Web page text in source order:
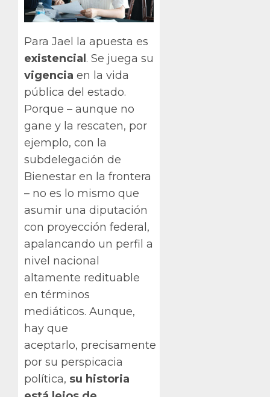
Para Jael la apuesta es
existencial. Se juega su
vigencia en la vida
pública del estado.
Porque – aunque no
gane y la rescaten, por
ejemplo, con la
subdelegación de
Bienestar en la frontera
– no es lo mismo que
asumir una diputación
con proyección federal,
apalancando un perfil a
nivel nacional
altamente redituable
en términos
mediáticos. Aunque,
hay que
aceptarlo, precisamente
por su perspicacia
política, su historia